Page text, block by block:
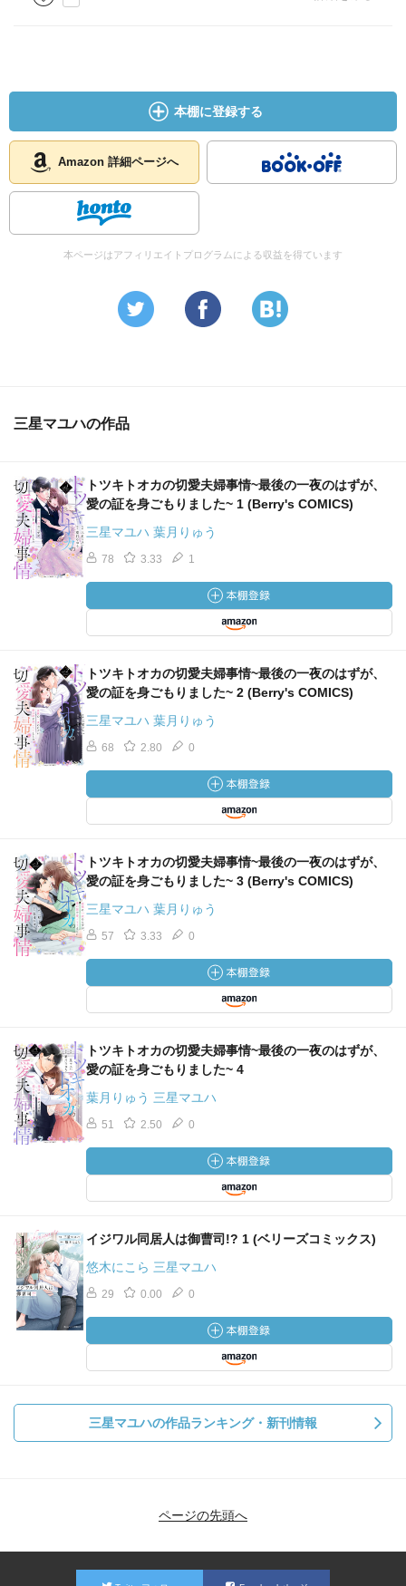
本棚に登録する
Amazon 詳細ページへ
本ページはアフィリエイトプログラムによる収益を得ています
三星マユハの作品
トツキトオカの切愛夫婦事情~最後の一夜のはずが、
愛の証を身ごもりました~ 1 (Berry's COMICS)
三星マユハ 葉月りゅう
78 3.33 1
トツキトオカの切愛夫婦事情~最後の一夜のはずが、
愛の証を身ごもりました~ 2 (Berry's COMICS)
三星マユハ 葉月りゅう
68 2.80 0
トツキトオカの切愛夫婦事情~最後の一夜のはずが、
愛の証を身ごもりました~ 3 (Berry's COMICS)
三星マユハ 葉月りゅう
57 3.33 0
トツキトオカの切愛夫婦事情~最後の一夜のはずが、
愛の証を身ごもりました~ 4
葉月りゅう 三星マユハ
51 2.50 0
イジワル同居人は御曹司!? 1 (ベリーズコミックス)
悠木にこら 三星マユハ
29 0.00 0
三星マユハの作品ランキング・新刊情報
ページの先頭へ